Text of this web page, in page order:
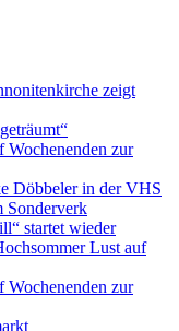
zeigt
zur
Döbbeler in der VHS
Sonderverk
startet wieder
Lust auf
zur